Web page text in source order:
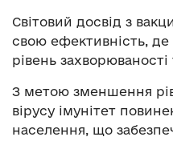
Світовий досвід з
свою ефективність,
рівень
З метою зменшення
вірусу імунітет
населення, що